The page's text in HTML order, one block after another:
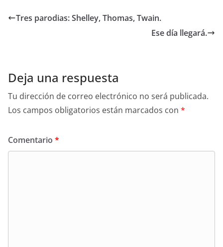
e
k
s l er e e
dI y
Tres parodias: Shelley, Thomas, Twain.
Ese día llegará.
Deja una respuesta
Tu dirección de correo electrónico no será publicada.
Los campos obligatorios están marcados con *
Comentario *